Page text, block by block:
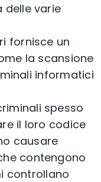
delle varie
fornisce un
la scansione
informatici
spesso
il loro codice
causare
contengono
controllano